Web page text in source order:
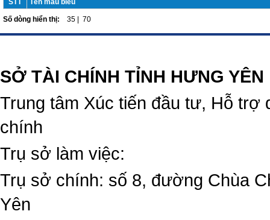
STT Tên mẫu biểu
Số dòng hiển thị: 35 70
SỞ TÀI CHÍNH TỈNH HƯNG YÊN
Trung tâm Xúc tiến đầu tư, Hỗ trợ
chính
Trụ sở làm việc:
Trụ sở chính: số 8, đường Chùa
Yên